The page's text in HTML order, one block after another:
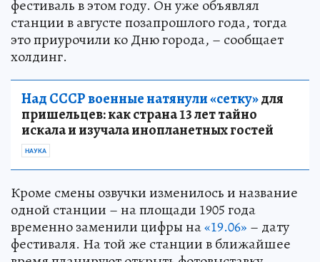
фестиваль в этом году. Он уже объявлял
станции в августе позапрошлого года, тогда
это приурочили ко Дню города, – сообщает
холдинг.
Над СССР военные натянули «сетку»для
пришельцев: как страна 13 лет тайно
искала и изучала инопланетных гостей
НАУКА
Кроме смены озвучки изменилось и название
одной станции – на площади 1905 года
временно заменили цифры на«19.06» – дату
фестиваля. На той же станции в ближайшее